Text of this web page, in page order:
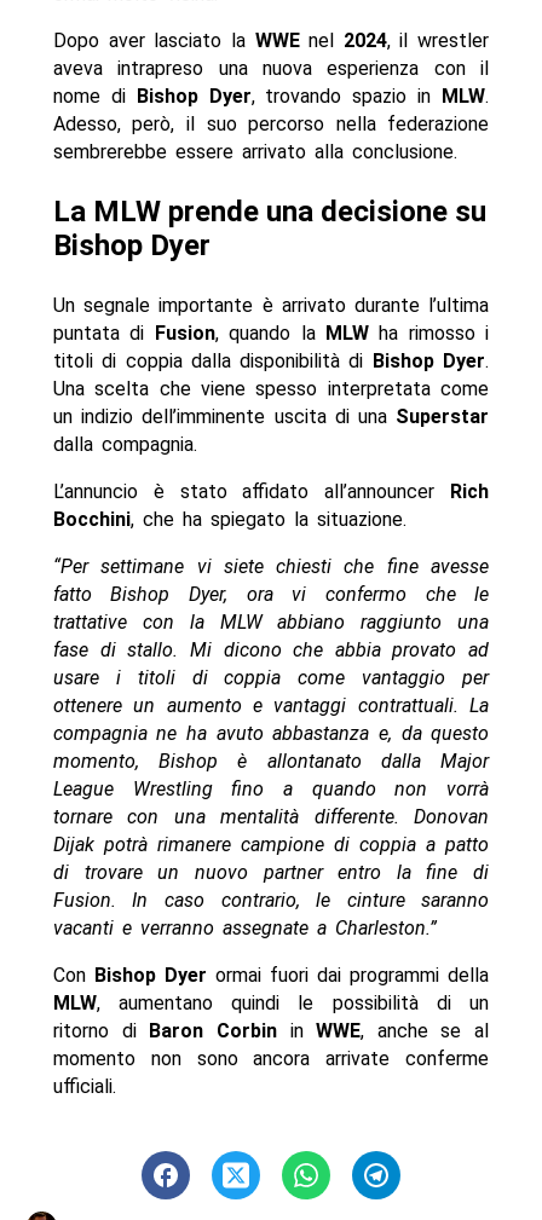
Dopo aver lasciato la WWEnel 2024, il wrestler
aveva intrapreso una nuova esperienza con il
nome di Bishop Dyer, trovando spazio in MLW.
Adesso, però, il suo percorso nella federazione
sembrerebbe essere arrivato alla conclusione.
La MLW prende una decisione su
Bishop Dyer
Un segnale importante è arrivato durante l’ultima
puntata di Fusion, quando la MLWha rimosso i
titoli di coppia dalla disponibilità di Bishop Dyer.
Una scelta che viene spesso interpretata come
un indizio dell’imminente uscita di una Superstar
dalla compagnia.
L’annuncio è stato affidato all’announcer Rich
Bocchini, che ha spiegato la situazione.
“Per settimane vi siete chiesti che fine avesse
fatto Bishop Dyer, ora vi confermo che le
trattative con la MLW abbiano raggiunto una
fase di stallo. Mi dicono che abbia provato ad
usare i titoli di coppia come vantaggio per
ottenere un aumento e vantaggi contrattuali. La
compagnia ne ha avuto abbastanza e, da questo
momento, Bishop è allontanato dalla Major
League Wrestling fino a quando non vorrà
tornare con una mentalità differente. Donovan
Dijak potrà rimanere campione di coppia a patto
di trovare un nuovo partner entro la fine di
Fusion. In caso contrario, le cinture saranno
vacanti e verranno assegnate a Charleston.”
Con Bishop Dyer ormai fuori dai programmi della
MLW, aumentano quindi le possibilità di un
ritorno di Baron CorbininWWE, anche se al
momento non sono ancora arrivate conferme
ufficiali.